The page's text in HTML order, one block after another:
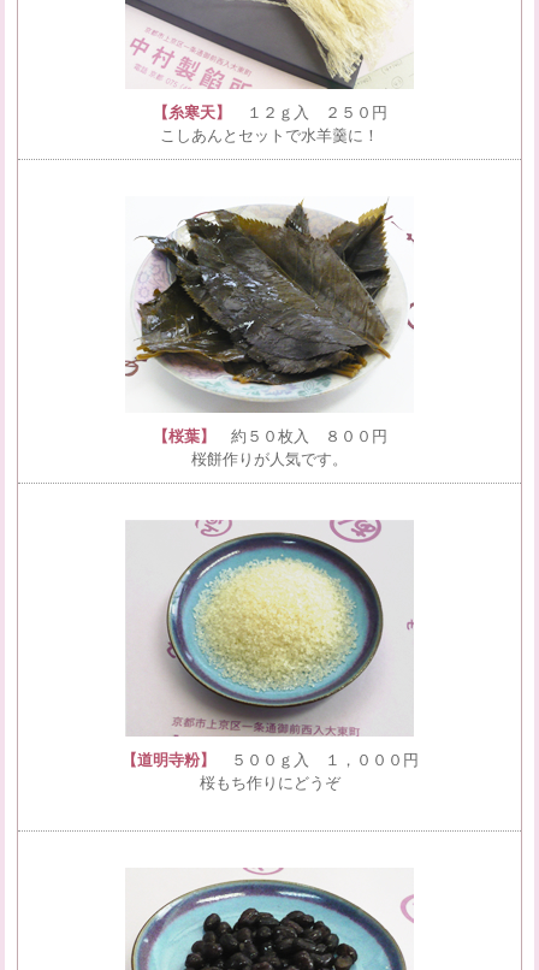
【糸寒天】
１２ｇ入 ２５０円
こしあんとセットで水羊羹に！
【桜葉】
約５０枚入 ８００円
桜餅作りが人気です。
【道明寺粉】
５００ｇ入 １，０００円
桜もち作りにどうぞ